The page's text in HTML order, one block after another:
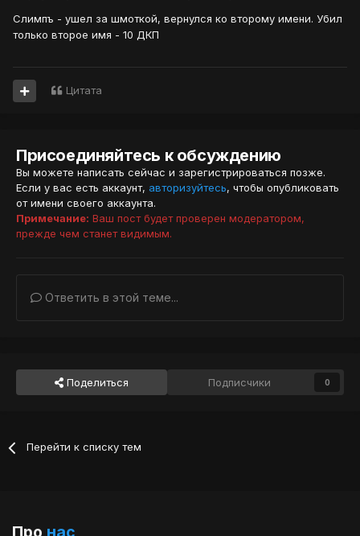
Слимпъ - ушел за шмоткой, вернулся ко второму имени. Убил
только второе имя - 10 ДКП
Цитата
Присоединяйтесь к обсуждению
Вы можете написать сейчас и зарегистрироваться позже.
Если у вас есть аккаунт, авторизуйтесь, чтобы опубликовать
от имени своего аккаунта.
Примечание: Ваш пост будет проверен модератором,
прежде чем станет видимым.
Ответить в этой теме...
Поделиться Подписчики 0
Перейти к списку тем
Про нас